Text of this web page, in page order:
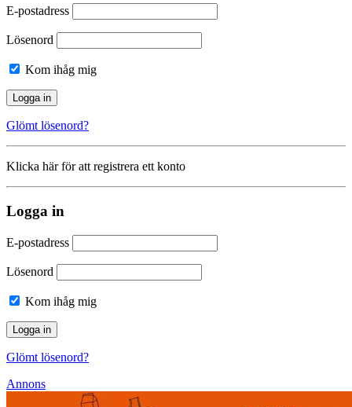
E-postadress
Lösenord
Kom ihåg mig
Glömt lösenord?
Klicka här för att registrera ett konto
Logga in
E-postadress
Lösenord
Kom ihåg mig
Glömt lösenord?
Annons